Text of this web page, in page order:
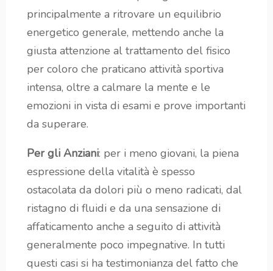
principalmente a ritrovare un equilibrio
energetico generale, mettendo anche la
giusta attenzione al trattamento del fisico
per coloro che praticano attività sportiva
intensa, oltre a calmare la mente e le
emozioni in vista di esami e prove importanti
da superare.
Per gli Anziani: per i meno giovani, la piena
espressione della vitalità è spesso
ostacolata da dolori più o meno radicati, dal
ristagno di fluidi e da una sensazione di
affaticamento anche a seguito di attività
generalmente poco impegnative. In tutti
questi casi si ha testimonianza del fatto che